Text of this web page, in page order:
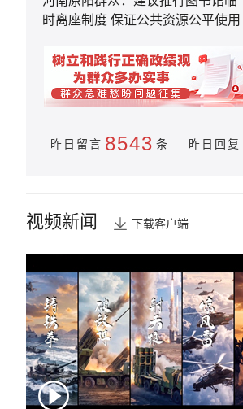
时离座制度 保证公共资源公平使用
昨日留言 8543 条 昨日回复
视频新闻 下载客户端